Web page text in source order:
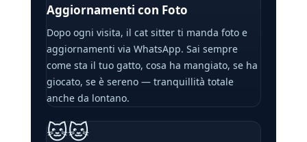
Aggiornamenti con Foto
Dopo ogni visita, il cat sitter ti manda foto e
aggiornamenti via WhatsApp. Sai sempre
come sta il tuo gatto, cosa ha mangiato, se ha
giocato, se è sereno — tranquillità totale
anche da lontano.
🐱🐱